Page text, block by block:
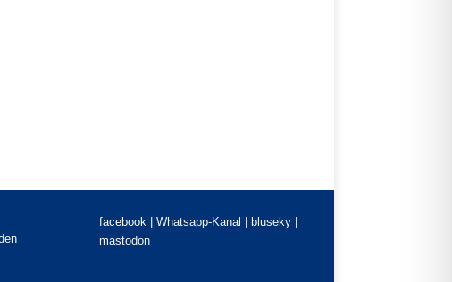
facebook | Whatsapp-Kanal bluseky|
mastodon